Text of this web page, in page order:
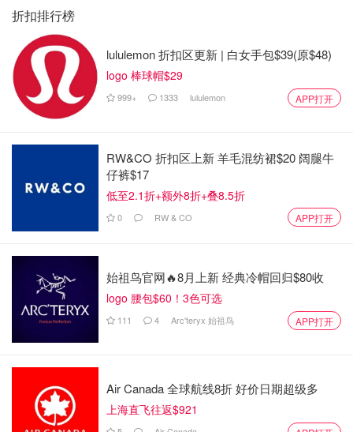
折扣排行榜
lululemon 折扣区更新 | 白女手包$39(原$48)
logo 棒球帽$29
999+ 1333 lululemon APP打开
RW&CO 折扣区上新 羊毛混纺裙$20 阔腿牛
仔裤$17
低至2.1折+额外8折+叠8.5折
0 RW & CO APP打开
始祖鸟官网🔥8月上新 经典冷帽回归$80收
logo 腰包$60！3色可选
111 4 Arc'teryx 始祖鸟 APP打开
Air Canada 全球航线8折 好价日期超级多
上海直飞往返$921